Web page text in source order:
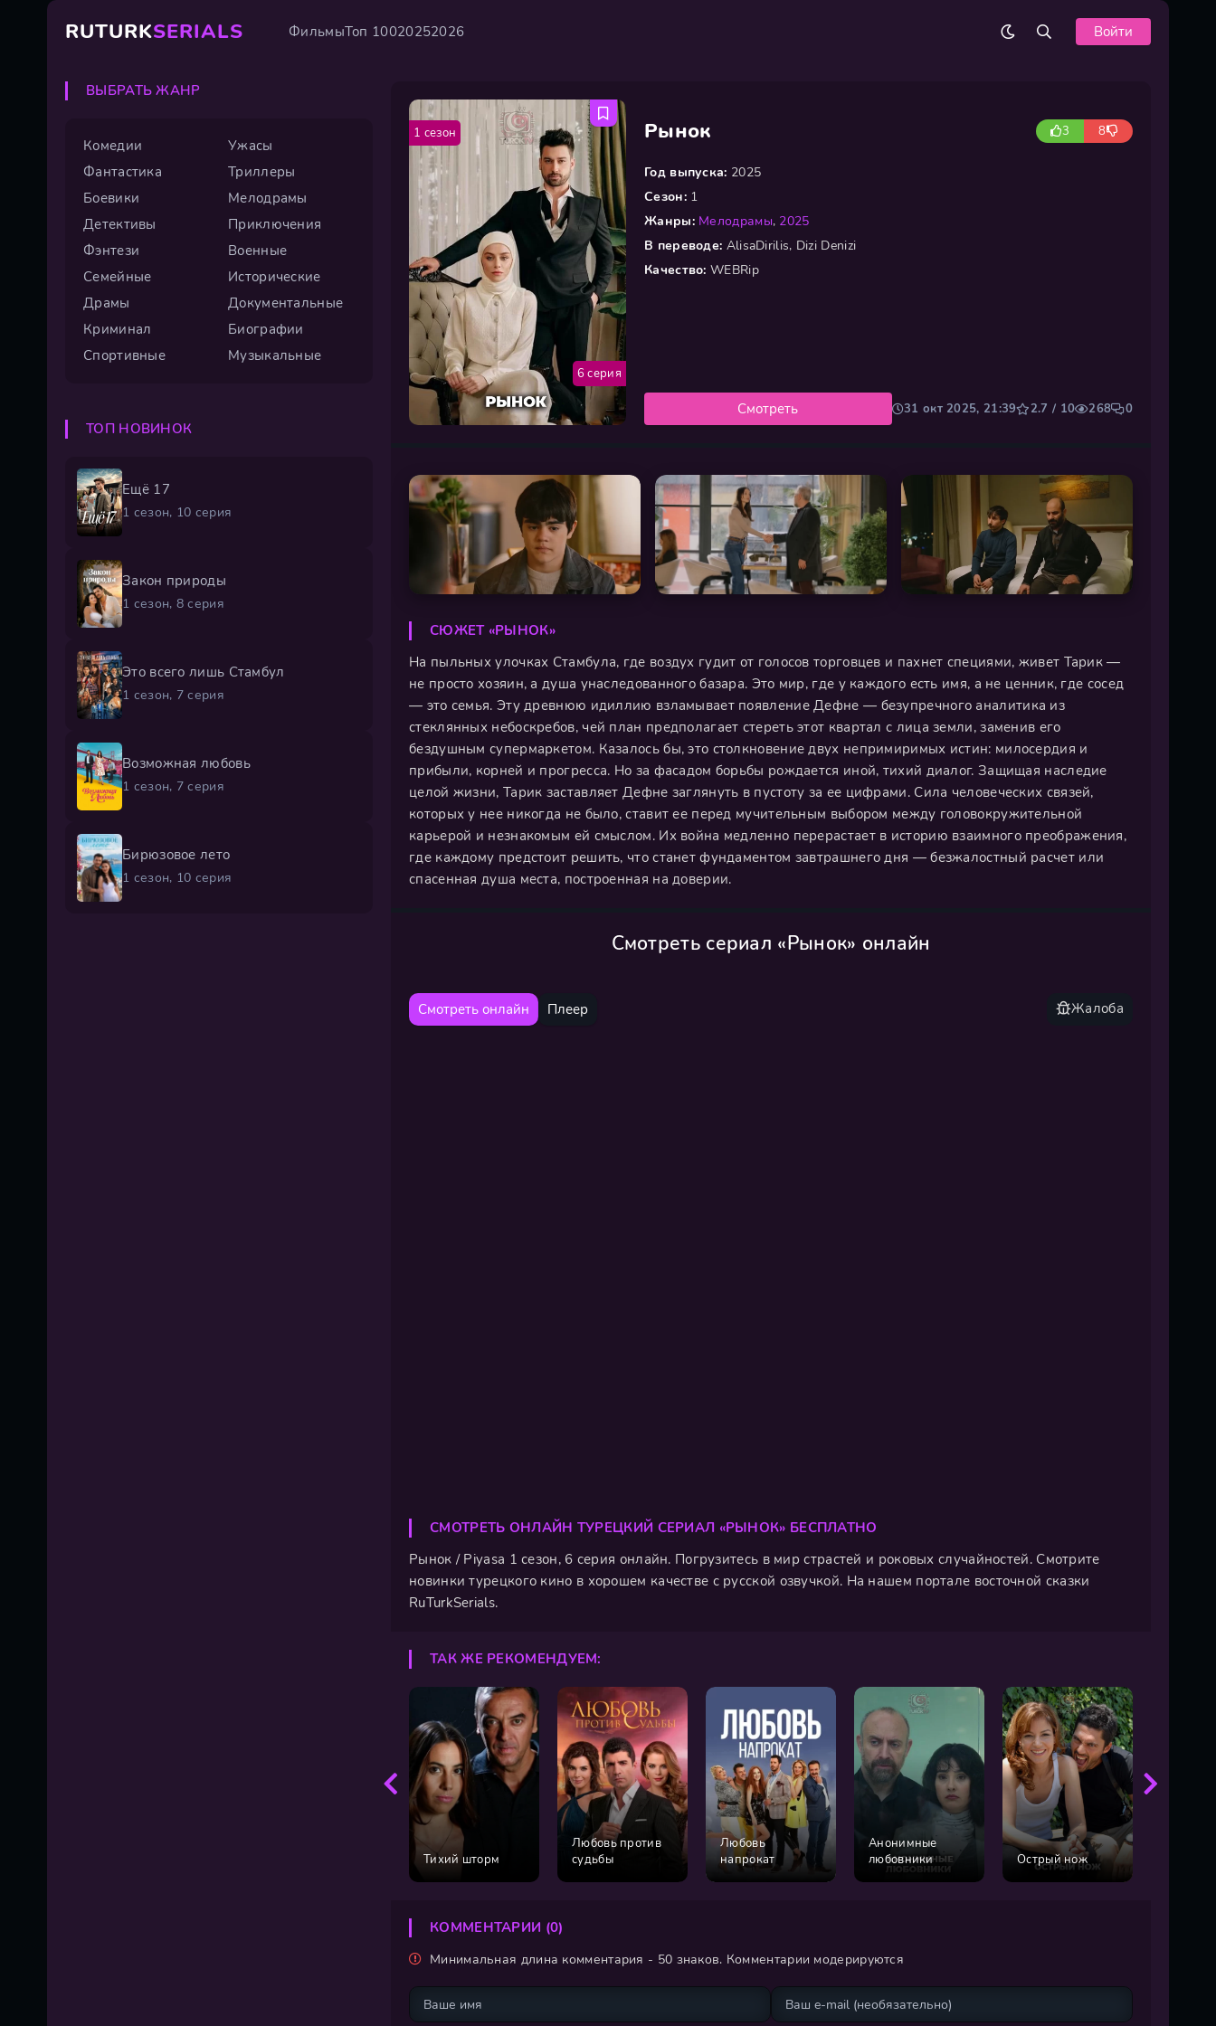
RUTURKSERIALS ФильмыТоп 10020252026 Войти
Рынок 3 8
Год выпуска: 2025
Сезон:1
Жанры: Мелодрамы, 2025
В переводе: AlisaDirilis, Dizi Denizi
Качество: WEBRip
Смотреть 31 окт 2025, 21:39 2.7 / 10 268 0
6 серия
1 сезон
СЮЖЕТ «РЫНОК»
На пыльных улочках Стамбула, где воздух гудит от голосов торговцев и пахнет специями, живет Тарик —
не просто хозяин, а душа унаследованного базара. Это мир, где у каждого есть имя, а не ценник, где сосед
— это семья. Эту древнюю идиллию взламывает появление Дефне — безупречного аналитика из
стеклянных небоскребов, чей план предполагает стереть этот квартал с лица земли, заменив его
бездушным супермаркетом. Казалось бы, это столкновение двух непримиримых истин: милосердия и
прибыли, корней и прогресса. Но за фасадом борьбы рождается иной, тихий диалог. Защищая наследие
целой жизни, Тарик заставляет Дефне заглянуть в пустоту за ее цифрами. Сила человеческих связей,
которых у нее никогда не было, ставит ее перед мучительным выбором между головокружительной
карьерой и незнакомым ей смыслом. Их война медленно перерастает в историю взаимного преображения,
где каждому предстоит решить, что станет фундаментом завтрашнего дня — безжалостный расчет или
спасенная душа места, построенная на доверии.
Смотреть сериал «Рынок» онлайн
Смотреть онлайн Плеер Жалоба
СМОТРЕТЬ ОНЛАЙН ТУРЕЦКИЙ СЕРИАЛ «РЫНОК» БЕСПЛАТНО
Рынок / Piyasa 1 сезон, 6 серия онлайн. Погрузитесь в мир страстей и роковых случайностей. Смотрите
новинки турецкого кино в хорошем качестве с русской озвучкой. На нашем портале восточной сказки
RuTurkSerials.
ТАК ЖЕ РЕКОМЕНДУЕМ:
Тихий шторм
Любовь против
судьбы
Любовь
напрокат
Анонимные
любовники
Острый нож
КОММЕНТАРИИ (0)
Минимальная длина комментария - 50 знаков. Комментарии модерируются
ВЫБРАТЬ ЖАНР
Комедии
Ужасы
Фантастика
Триллеры
Боевики
Мелодрамы
Детективы
Приключения
Фэнтези
Военные
Семейные
Исторические
Драмы
Документальные
Криминал
Биографии
Спортивные
Музыкальные
ТОП НОВИНОК
Ещё 17
1 сезон, 10 серия
Закон природы
1 сезон, 8 серия
Это всего лишь Стамбул
1 сезон, 7 серия
Возможная любовь
1 сезон, 7 серия
Бирюзовое лето
1 сезон, 10 серия